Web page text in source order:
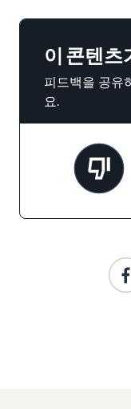
이 콘텐츠
피드백을 공유
요.